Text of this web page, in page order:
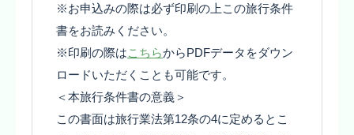
※お申込みの際は必ず印刷の上この旅行条件
書をお読みください。
※印刷の際はこちらからPDFデータをダウン
ロードいただくことも可能です。
＜本旅行条件書の意義＞
この書面は旅行業法第12条の4に定めるとこ